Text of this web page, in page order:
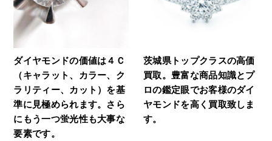
ダイヤモンドの価値は４Ｃ
（キャラット、カラー、ク
ラリティー、カット）を基
準に見極められます。さら
にもう一つ蛍光性も大事な
要素です。
茨城県トップクラスの高価
買取。豊富な商品知識とプ
ロの鑑定眼でお客様のダイ
ヤモンドを高く買取致しま
す。